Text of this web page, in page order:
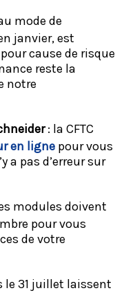
mode de
janvier, est
cause de risque
reste la
notre
: la CFTC
en ligne pour vous
a pas d’erreur sur
modules doivent
pour vous
de votre
le 31 juillet laissent